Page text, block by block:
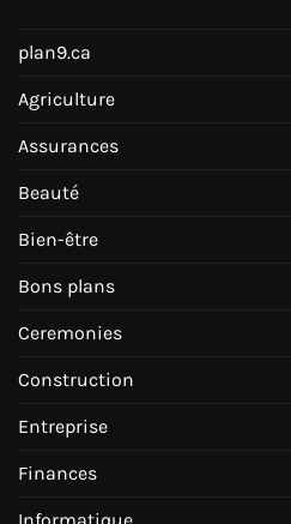
plan9.ca
Agriculture
Assurances
Beauté
Bien-être
Bons plans
Ceremonies
Construction
Entreprise
Finances